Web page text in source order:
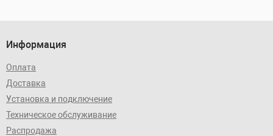
Информация
Оплата
Доставка
Установка и подключение
Техническое обслуживание
Распродажа